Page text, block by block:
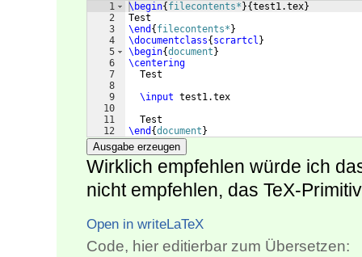
1
2
3
4
5
6
7
8
9
10
11
12
\begin{ filecontents* }{test1.tex}
Test
\end { filecontents* }
\documentclass{ scrartcl }
\begin{document }
\centering
  Test
\input test1.tex
  Test
\end {document }
Ausgabe erzeugen
Wirklich empfehlen würde ich
nicht empfehlen, das TeX-
Open in writeLaTeX
Code, hier editierbar zum Übersetzen: